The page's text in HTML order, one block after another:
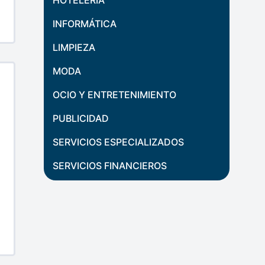
INFORMÁTICA
LIMPIEZA
MODA
OCIO Y ENTRETENIMIENTO
PUBLICIDAD
SERVICIOS ESPECIALIZADOS
SERVICIOS FINANCIEROS